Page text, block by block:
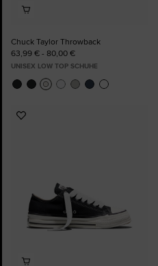
Chuck Taylor Throwback
63,99 € - 80,00 €
UNISEX LOW TOP SCHUHE
Zu